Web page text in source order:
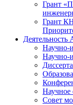
Грант
Грант
Научно-
Научно-
Научное
Совет